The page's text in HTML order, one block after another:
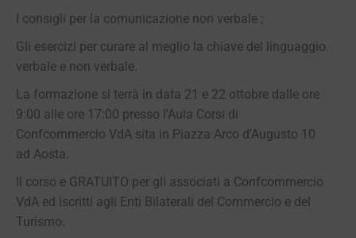
I consigli per la comunicazione non verbale ;
Gli esercizi per curare al meglio la chiave del linguaggio
verbale e non verbale.
La formazione si terrà in data 21 e 22 ottobre dalle ore
9:00 alle ore 17:00 presso l'Aula Corsi di
Confcommercio VdA sita in Piazza Arco d'Augusto 10
ad Aosta.
Il corso e GRATUITO per gli associati a Confcommercio
VdA ed iscritti agli Enti Bilaterali del Commercio e del
Turismo.